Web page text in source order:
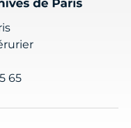
65